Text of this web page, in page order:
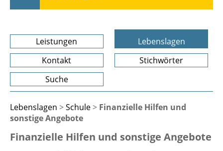
Leistungen
Lebenslagen
Kontakt
Stichwörter
Suche
Lebenslagen >Schule> Finanzielle Hilfen und
sonstige Angebote
Finanzielle Hilfen und sonstige Angebote